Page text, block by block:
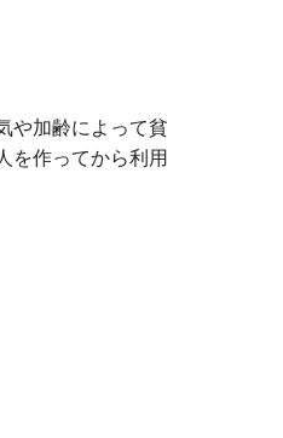
や加齢によって貧
を作ってから利用